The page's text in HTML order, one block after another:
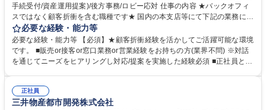
手続受付/資産運用提案)/後方事務/ロビー応対 仕事の内容 ★バックオフィ
スではなく顧客折衝を含む職種です★ 国内の本支店等にて下記の業務に従
事していただきます。 ■窓口/後方/ロビーにて事務手続等の受付・オペレ
ーション、お客様対応 ■窓口にて、ご来店された個人のお客様に対して金
融商品のご提案 ■効率的な事務運用の検討・構築等 ≪業務紹介：ご応募前
に必ずご覧ください≫ ※記事 https://www.mysite.bk.mufg.jp/career/circle/
必要な経験・能力等
必要な経験・能力等 【必須】★顧客折衝経験を活かしてご活躍可能な環境
です。 ■販売or接客or窓口業務or営業経験をお持ちの方(業界不問) ※対話
を通じてニーズをヒアリングし対応/提案を実施した経験必須 ■正社員とし
るので安心して入行いただけます。 幅広いキャリアの選択肢があり、公募
や社内副業等を活用し、 一人ひとりが挑戦できるカルチャーが浸透してい
正社員
三井物産都市開発株式会社